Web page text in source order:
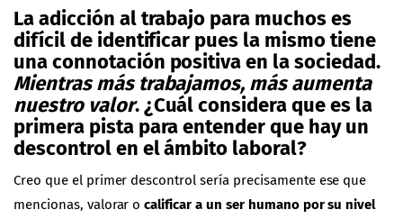
La adicción al trabajo para muchos es
difícil de identificar pues la mismo tiene
una connotación positiva en la sociedad.
Mientras más trabajamos, más aumenta
nuestro valor. ¿Cuál considera que es la
primera pista para entender que hay un
descontrol en el ámbito laboral?
Creo que el primer descontrol sería precisamente ese que
mencionas, valorar ocalificar a un ser humano por su nivel